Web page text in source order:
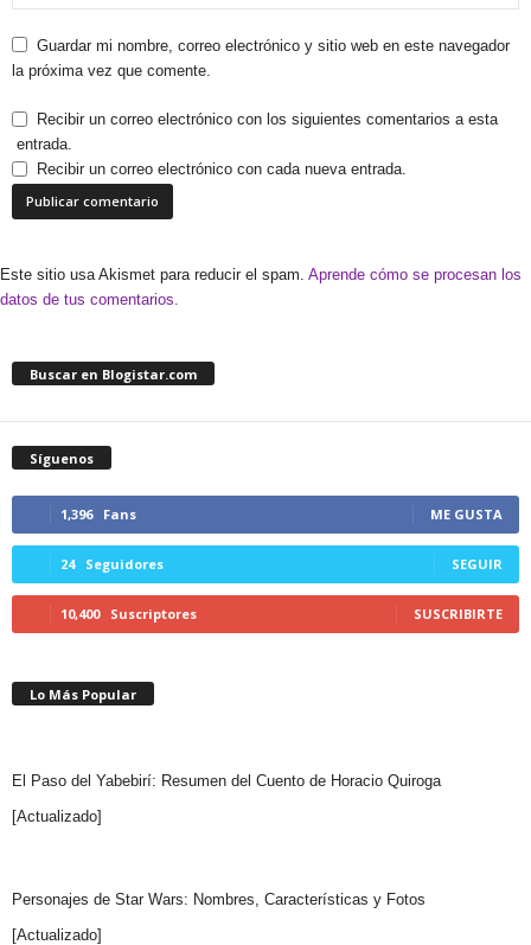
Guardar mi nombre, correo electrónico y sitio web en este navegador
la próxima vez que comente.
Recibir un correo electrónico con los siguientes comentarios a esta
entrada.
Recibir un correo electrónico con cada nueva entrada.
Este sitio usa Akismet para reducir el spam. Aprende cómo se procesan los
datos de tus comentarios.
Buscar en Blogistar.com
Síguenos
1,396 Fans ME GUSTA
24 Seguidores SEGUIR
10,400 Suscriptores SUSCRIBIRTE
Lo Más Popular
El Paso del Yabebirí: Resumen del Cuento de Horacio Quiroga
[Actualizado]
Personajes de Star Wars: Nombres, Características y Fotos
[Actualizado]